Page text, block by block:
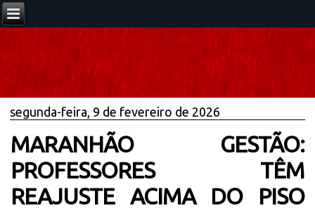
segunda-feira, 9 de fevereiro de 2026
MARANHÃO GESTÃO:
PROFESSORES TÊM
REAJUSTE ACIMA DO PISO